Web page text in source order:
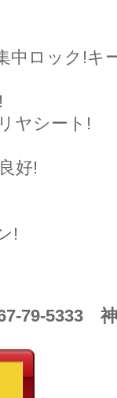
中ロック!キ
ヤシート!
好!
!
79-5333 神